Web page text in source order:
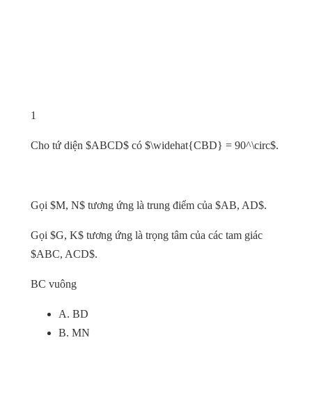
1
Cho tứ diện $ABCD$ có $\widehat{CBD} = 90^\circ$.
Gọi $M, N$ tương ứng là trung điểm của $AB, AD$.
Gọi $G, K$ tương ứng là trọng tâm của các tam giác
$ABC, ACD$.
BC vuông
A. BD
B. MN